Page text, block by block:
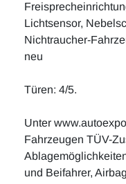
Lichtsensor,
Nichtraucher-
neu
Türen: 4/5.
Unter
Fahrzeugen TÜV-
und Beifahrer,